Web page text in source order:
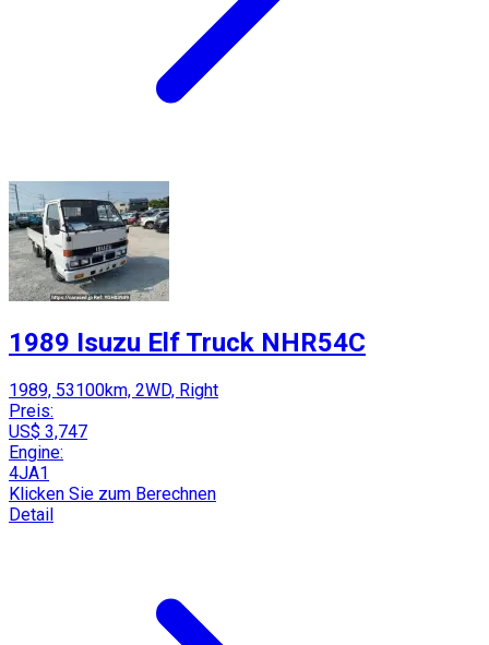
1989 Isuzu Elf Truck NHR54C
1989, 53100km, 2WD, Right
Preis:
US$ 3,747
Engine:
4JA1
Klicken Sie zum Berechnen
Detail